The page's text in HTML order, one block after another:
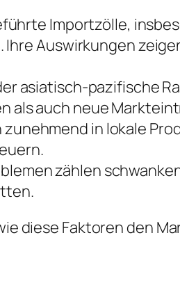
Importzölle,
Auswirkungen
asiatisch-pazifische
als auch neue
in lokale
zählen
diese Faktoren den